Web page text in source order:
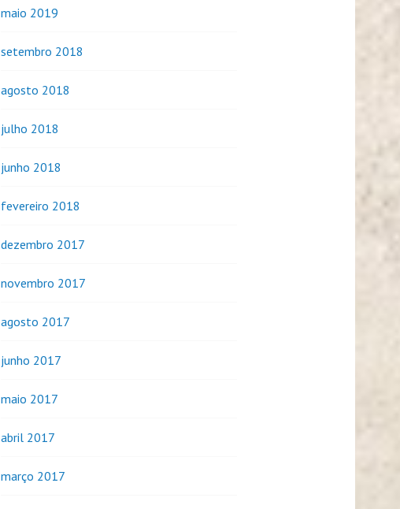
maio 2019
setembro 2018
agosto 2018
julho 2018
junho 2018
fevereiro 2018
dezembro 2017
novembro 2017
agosto 2017
junho 2017
maio 2017
abril 2017
março 2017